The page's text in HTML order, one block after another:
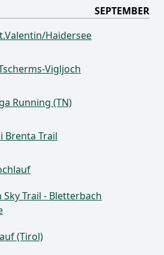
SEPTEMBER
Haidersee
Vigljoch
Running (TN)
Brenta Trail
Trail - Bletterbach
(Tirol)